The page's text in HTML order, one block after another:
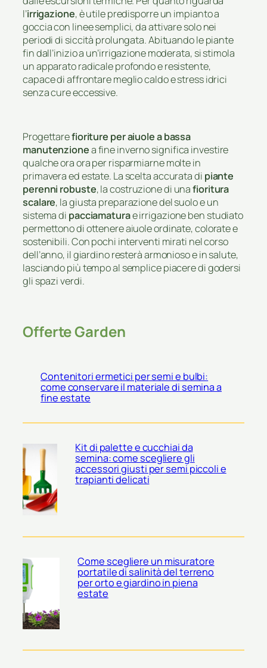
l’irrigazione, è utile predisporre un impianto a
goccia con linee semplici, da attivare solo nei
periodi di siccità prolungata. Abituando le piante
fin dall’inizio a un’irrigazione moderata, si stimola
un apparato radicale profondo e resistente,
capace di affrontare meglio caldo e stress idrici
senza cure eccessive.
Progettarefioriture per aiuole a bassa
manutenzionea fine inverno significa investire
qualche ora ora per risparmiarne molte in
primavera ed estate. La scelta accurata di piante
perenni robuste, la costruzione di unafioritura
scalare, la giusta preparazione del suolo e un
sistema di pacciamaturae irrigazione ben studiato
permettono di ottenere aiuole ordinate, colorate e
sostenibili. Con pochi interventi mirati nel corso
dell’anno, il giardino resterà armonioso e in salute,
lasciando più tempo al semplice piacere di godersi
gli spazi verdi.
Offerte Garden
Contenitori ermetici per semi e bulbi:
come conservare il materiale di semina a
fine estate
Kit di palette e cucchiai da
semina: come scegliere gli
accessori giusti per semi piccoli e
trapianti delicati
Come scegliere un misuratore
portatile di salinità del terreno
per orto e giardino in piena
estate